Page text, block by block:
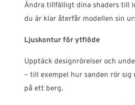
Ändra tillfälligt dina shaders till
du är klar återfår modellen sin
Ljuskontur för ytflöde
Upptäck designrörelser och
– till exempel hur sanden rör sig
på ett berg.